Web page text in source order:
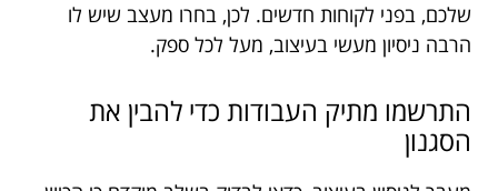
שלכם, בפני לקוחות חדשים. לכן, בחרו מעצב שיש לו
הרבה ניסיון מעשי בעיצוב, מעל לכל ספק.
התרשמו מתיק העבודות כדי להבין את
הסגנון